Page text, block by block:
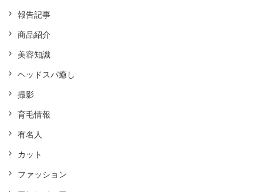
報告記事
商品紹介
美容知識
ヘッドスパ癒し
撮影
育毛情報
有名人
カット
ファッション